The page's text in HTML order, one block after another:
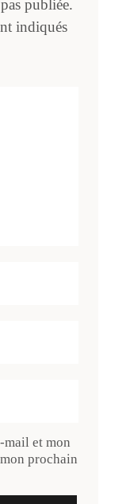
publiée.
indiqués
mail et mon
prochain